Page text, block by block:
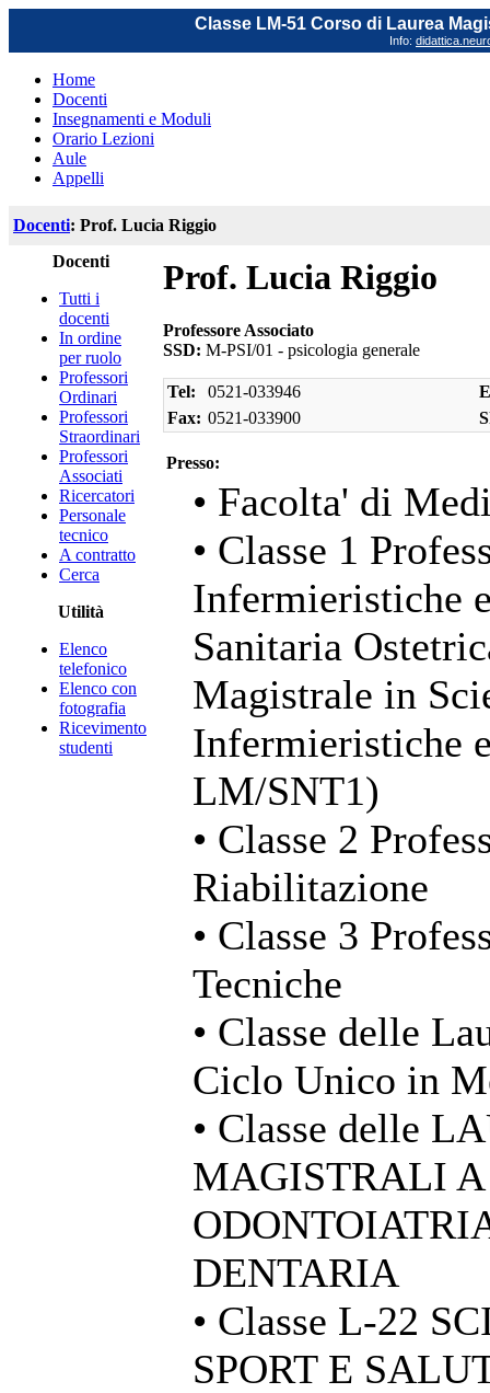
Classe LM-51 Corso di Laurea
Info:
Home
Docenti
Insegnamenti e Moduli
Orario Lezioni
Aule
Appelli
Docenti: Prof. Lucia Riggio
Docenti
Tutti i
docenti
In ordine
per ruolo
Professori
Ordinari
Professori
Straordinari
Professori
Associati
Ricercatori
Personale
tecnico
A contratto
Cerca
Utilità
Elenco
telefonico
Elenco con
fotografia
Ricevimento
studenti
Prof. Lucia Riggio
Professore Associato
SSD: M-PSI/01 - psicologia generale
Tel: 0521-033946
Fax: 0521-033900
Presso:
• Facolta' di
• Classe 1
Infermieristiche
Sanitaria
Magistrale in
Infermieristiche
LM/SNT1)
• Classe 2
Riabilitazione
• Classe 3
Tecniche
• Classe delle
Ciclo Unico in
• Classe delle
MAGISTRALI
DENTARIA
• Classe L-22
SPORT E